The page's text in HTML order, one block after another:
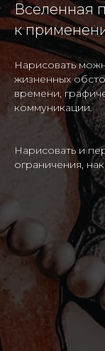
Вселенная
к
Нарисовать
жизненных
времени,
коммуникации.
Нарисовать и
ограничения,